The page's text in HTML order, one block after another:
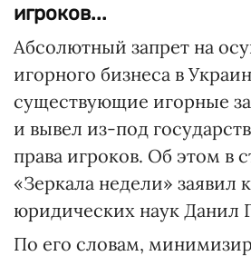
игроков...
Абсолютный запрет на
игорного бизнеса в
существующие игорные
и вывел из-под
права игроков. Об этом в
«Зеркала недели» заявил
юридических наук Данил
По его словам,